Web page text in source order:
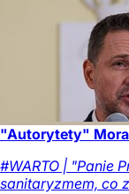
"Autorytety"
#WARTO | "Panie
sanitaryzmem, co